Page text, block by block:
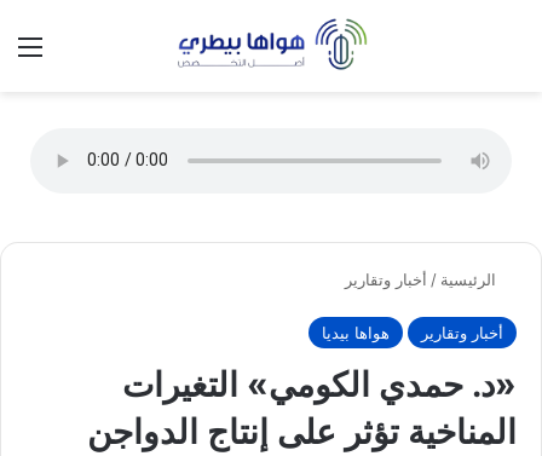
الوضع
الرئيسية / أخبار وتقارير
أخبار وتقارير هواها بيديا
«د. حمدي الكومي» التغيرات
المناخية تؤثر على إنتاج الدواجن